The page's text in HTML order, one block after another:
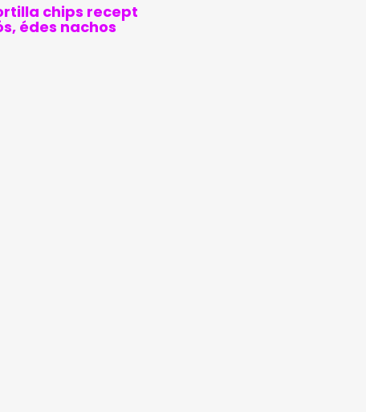
chips recept
édes nachos